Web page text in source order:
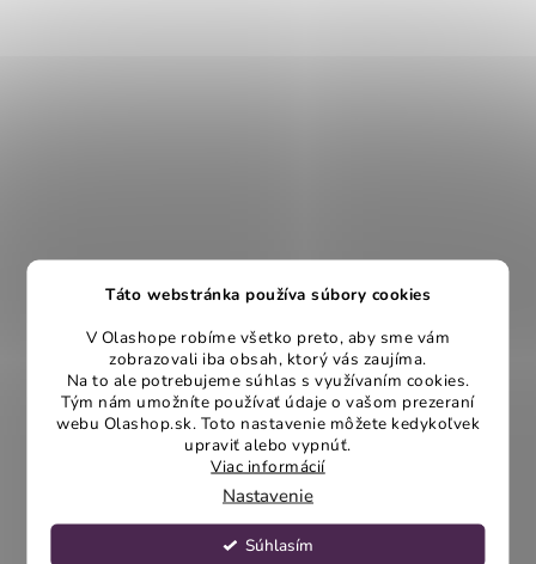
Táto webstránka používa súbory cookies
V Olashope robíme všetko preto, aby sme vám
zobrazovali iba obsah, ktorý vás zaujíma.
Na to ale potrebujeme súhlas s využívaním cookies.
Tým nám umožníte používať údaje o vašom prezeraní
webu Olashop.sk. Toto nastavenie môžete kedykoľvek
upraviť alebo vypnúť.
Viac informácií
Nastavenie
Súhlasím